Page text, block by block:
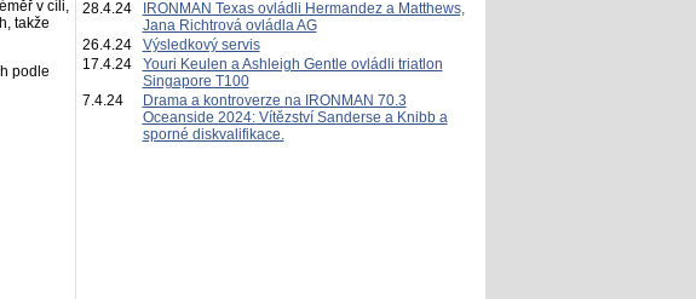
v cíli,
takže
podle
28.4.24
IRONMAN Texas ovládli Hermandez a Matthews,
Jana Richtrová ovládla AG
26.4.24
Výsledkový servis
17.4.24
Youri Keulen a Ashleigh Gentle ovládli triatlon
Singapore T100
7.4.24
Drama a kontroverze na IRONMAN 70.3
Oceanside 2024: Vítězství Sanderse a Knibb a
sporné diskvalifikace.